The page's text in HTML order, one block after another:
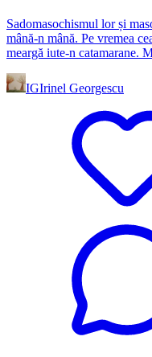
Sadomasochismul lor și
mână-n mână. Pe vremea
meargă iute-n catamarane.
IGIrinel Georgescu